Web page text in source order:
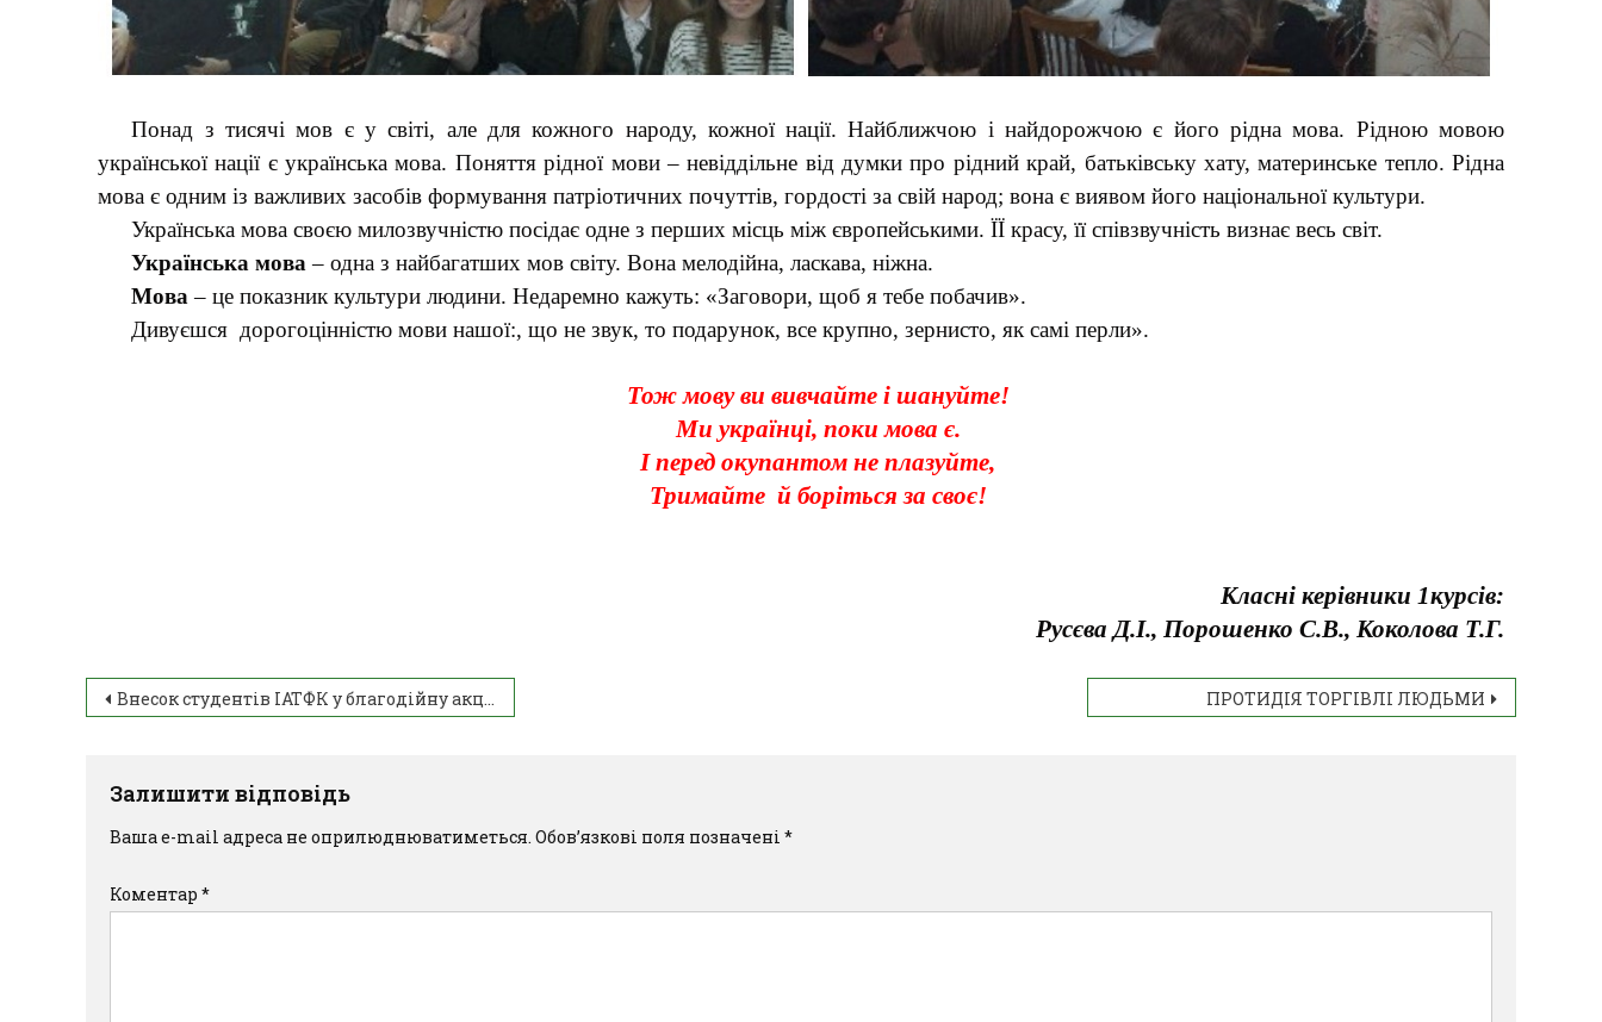
Понад з тисячі мов є у світі, але для кожного народу, кожної нації. Найближчою і найдорожчою є його рідна мова. Рідною мовою
української нації є українська мова. Поняття рідної мови – невіддільне від думки про рідний край, батьківську хату, материнське тепло. Рідна
мова є одним із важливих засобів формування патріотичних почуттів, гордості за свій народ; вона є виявом його національної культури.
Українська мова своєю милозвучністю посідає одне з перших місць між європейськими. ЇЇ красу, її співзвучність визнає весь світ.
Українська мова – одна з найбагатших мов світу. Вона мелодійна, ласкава, ніжна.
Мова – це показник культури людини. Недаремно кажуть: «Заговори, щоб я тебе побачив».
Дивуєшся дорогоцінністю мови нашої:, що не звук, то подарунок, все крупно, зернисто, як самі перли».
Тож мову ви вивчайте і шануйте!
Ми українці, поки мова є.
І перед окупантом не плазуйте,
Тримайте й боріться за своє!
Класні керівники 1курсів:
Русєва Д.І., Порошенко С.В., Коколова Т.Г.
Внесок студентів ІАТФК у благодійну акцію “Смілива гривня” ПРОТИДІЯ ТОРГІВЛІ ЛЮДЬМИ
Залишити відповідь
Ваша e-mail адреса не оприлюднюватиметься. Обов’язкові поля позначені *
Коментар *